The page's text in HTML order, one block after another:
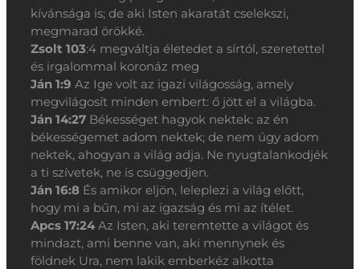
kívánsága is; de aki Isten akaratát cselekszi,
megmarad örökké.
Zsolt 103:4 megváltja életedet a sírtól, szeretettel
és irgalommal koronáz meg
Ján 1:9 Az Ige volt az igazi világosság, amely
megvilágosít minden embert: ő jött el a világba.
Ján 14:27 Békességet hagyok nektek: az én
békességemet adom nektek; de nem úgy adom
nektek, ahogyan a világ adja. Ne nyugtalankodjék
a ti szívetek, ne is csüggedjen.
Ján 16:8 És amikor eljön, leleplezi a világ előtt,
hogy mi a bűn, mi az igazság és mi az ítélet.
Apcs 17:24 Az Isten, aki teremtette a világot és
mindazt, ami benne van, aki mennynek és
földnek Ura, nem lakik emberkéz alkotta